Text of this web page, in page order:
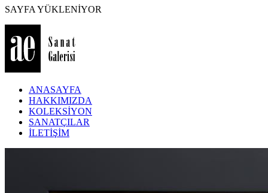
SAYFA YÜKLENİYOR
ANASAYFA
HAKKIMIZDA
KOLEKSİYON
SANATÇILAR
İLETİŞİM